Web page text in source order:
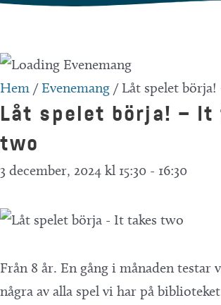
Hoppa
innehåll
Hem /Evenemang / Låt spelet
Låt spelet börja! – It
two
3 december, 2024 kl 15:30 - 16:30
Från 8 år. En gång i månaden testar
några av alla spel vi har på